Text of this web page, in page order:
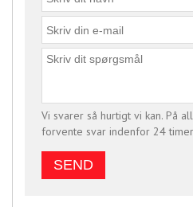
Vi svarer så hurtigt vi kan. På
forvente svar indenfor 24